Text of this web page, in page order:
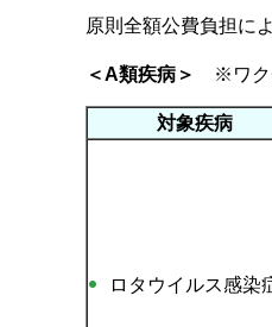
原則全額公費負担に
＜A類疾病＞ ※ワク
対象疾病
ロタウイルス感染